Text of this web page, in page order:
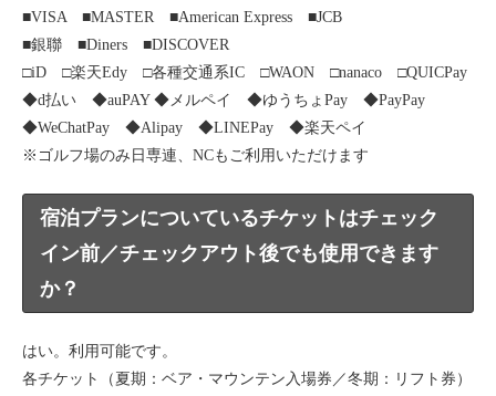
■VISA ■MASTER ■American Express ■JCB
■銀聯 ■Diners ■DISCOVER
□iD □楽天Edy □各種交通系IC □WAON □nanaco □QUICPay
◆d払い ◆auPAY ◆メルペイ ◆ゆうちょPay ◆PayPay
◆WeChatPay ◆Alipay ◆LINEPay ◆楽天ペイ
※ゴルフ場のみ日専連、NCもご利用いただけます
宿泊プランについているチケットはチェック
イン前／チェックアウト後でも使用できます
か？
はい。利用可能です。
各チケット（夏期：ベア・マウンテン入場券／冬期：リフト券）